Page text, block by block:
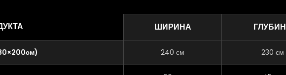
ШИРИНА
240 см 230 см